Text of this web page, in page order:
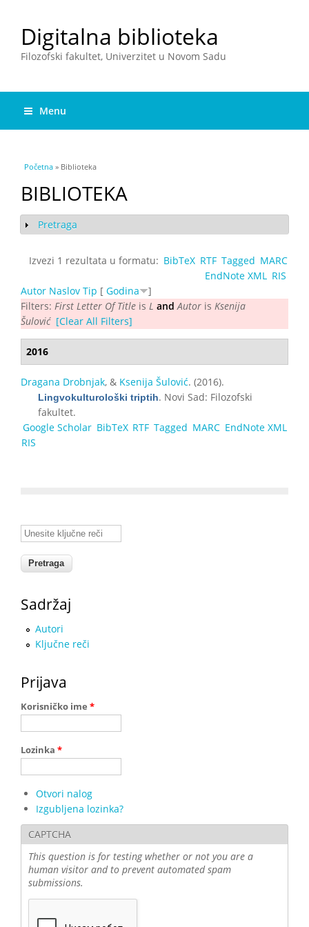
Digitalna biblioteka
Filozofski fakultet, Univerzitet u Novom Sadu
Menu
You are here
Početna » Biblioteka
BIBLIOTEKA
Show
Pretraga
Izvezi 1 rezultata u formatu: BibTeX RTF Tagged MARC
EndNote XML
RIS
Autor Naslov Tip [ Godina
]
Filters: First Letter Of Title is L and Autor is Ksenija
Šulović [Clear All Filters]
2016
Dragana Drobnjak, & Ksenija Šulović. (2016).
Lingvokulturološki triptih. Novi Sad: Filozofski
fakultet.
Google Scholar BibTeX RTF Tagged MARC EndNote XML
RIS
Unesite ključne reči
Sadržaj
Autori
Ključne reči
Prijava
Korisničko ime *
Lozinka *
Otvori nalog
Izgubljena lozinka?
CAPTCHA
This question is for testing whether or not you are a
human visitor and to prevent automated spam
submissions.